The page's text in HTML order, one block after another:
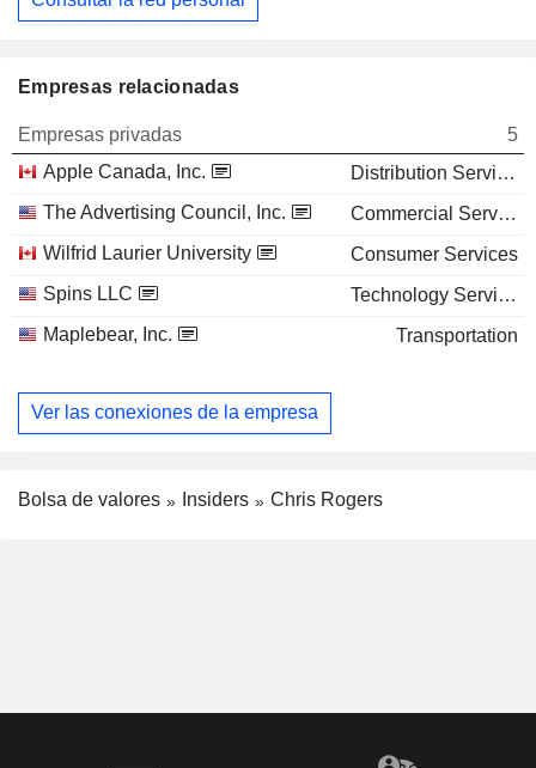
Empresas relacionadas
Empresas privadas
5
Apple Canada, Inc.
Distribution Services
The Advertising Council, Inc.
Commercial Services
Wilfrid Laurier University
Consumer Services
Spins LLC
Technology Services
Maplebear, Inc.
Transportation
Ver las conexiones de la empresa
Bolsa de valores Insiders Chris Rogers